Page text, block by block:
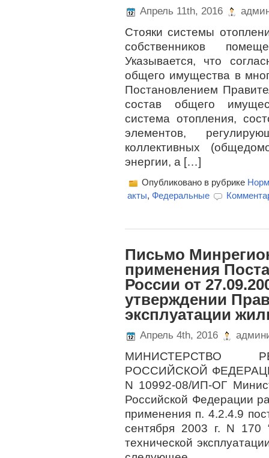
Апрель 11th, 2016
Стояки системы
собственников
Указывается, что
общего имущества в
Постановлением
состав общего
система отопления,
элементов,
коллективных
энергии, а […]
Опубликовано в рубрике
акты, Федеральные
Письмо
применения
России от
утверждении
эксплуатации
Апрель 4th, 2016
МИНИСТЕРСТВО
РОССИЙСКОЙ
N 10992-08/ИП-ОГ
Российской Федерации
применения п. 4.2.4.9
сентября 2003 г. N
технической